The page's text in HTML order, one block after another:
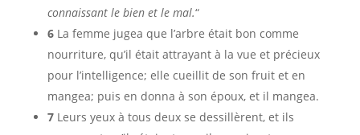
connaissant le bien et le mal.“
6La femme jugea que l’arbre était bon comme
nourriture, qu’il était attrayant à la vue et précieux
pour l’intelligence; elle cueillit de son fruit et en
mangea; puis en donna à son époux, et il mangea.
7Leurs yeux à tous deux se dessillèrent, et ils